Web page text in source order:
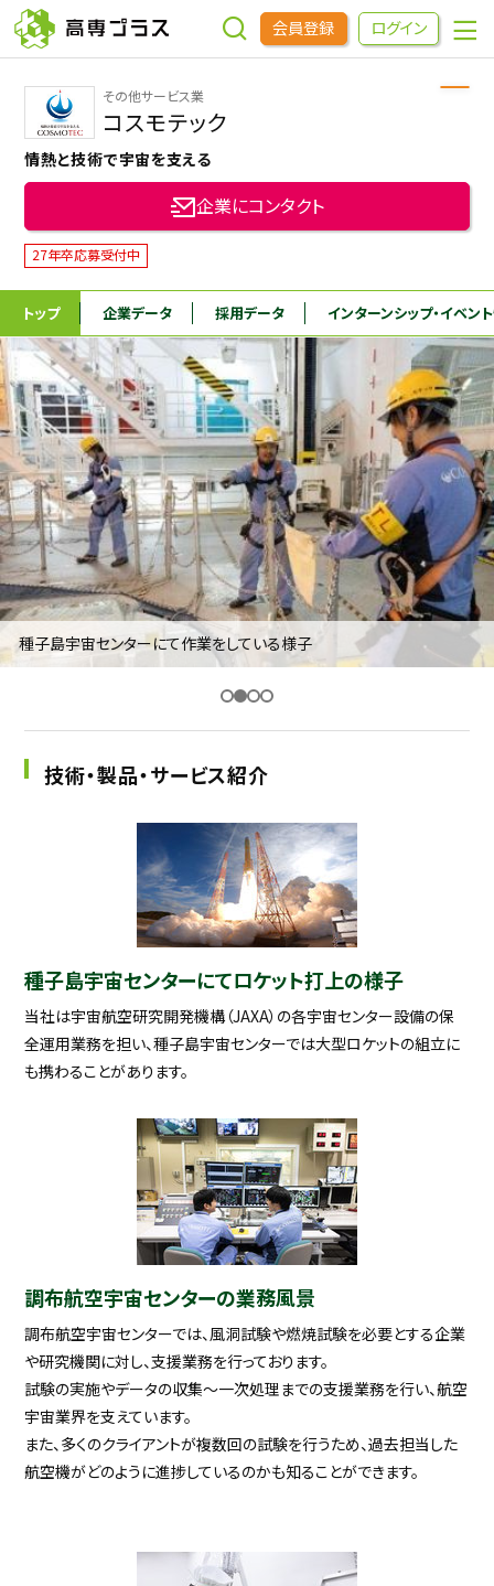
会員登録 ログイン
企業をさがす
進学先をさがす
インターンシップ・イベントをさがす
高専OBOGをさがす
高専プラスセミナー
高専生コミュニティ
めもらす
本科5年生・専攻科2年生向け 採用継続中の企業特集
9/30
まで
その他サービス業
コスモテック
情熱と技術で宇宙を支える
企業にコンタクト
27年卒応募受付中
トップ 企業データ 採用データ インターンシップ・イベン
種子島宇宙センターにて作業をしている様子
技術・製品・サービス紹介
種子島宇宙センターにてロケット打上の様子
当社は宇宙航空研究開発機構（JAXA）の各宇宙センター設備の保
全運用業務を担い、種子島宇宙センターでは大型ロケットの組立に
も携わることがあります。
調布航空宇宙センターの業務風景
調布航空宇宙センターでは、風洞試験や燃焼試験を必要とする企業
や研究機関に対し、支援業務を行っております。
試験の実施やデータの収集～一次処理までの支援業務を行い、航空
宇宙業界を支えています。
また、多くのクライアントが複数回の試験を行うため、過去担当した
航空機がどのように進捗しているのかも知ることができます。